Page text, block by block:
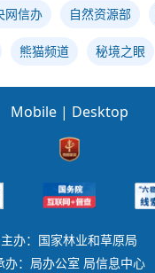
网信办 自然资源部
熊猫频道 秘境之眼
Mobile | Desktop
主办：国家林业和草原局
办：局办公室 局信息中心